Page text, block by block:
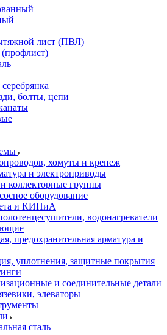
лист (ПВЛ)
болты, цепи
хомуты и крепеж
и электроприводы
коллекторные группы
оборудование
и КИПиА
водонагреватели
предохранительная арматура и
уплотнения, защитные покрытия
и соединительные детали
элеваторы
сталь